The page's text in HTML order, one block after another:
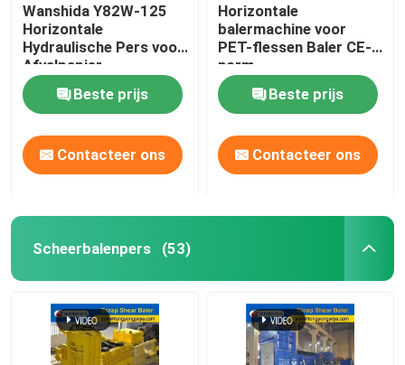
Wanshida Y82W-125
Horizontale
Hydraulische Pers voor
Afvalpapier,
Kunststoffen & PET-
flessenBeste prijs
Contacteer ons
Horizontale
balermachine voor
PET-flessen Baler CE-
norm
Beste prijs
Contacteer ons
Scheerbalenpers (53)